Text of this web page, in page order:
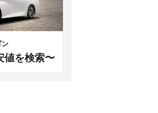
ン
値を検索〜